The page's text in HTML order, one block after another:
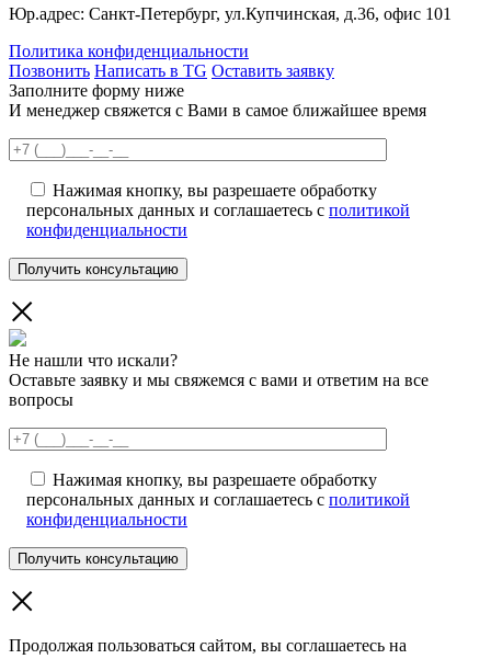
Юр.адрес: Санкт-Петербург, ул.Купчинская, д.36, офис 101
Политика конфиденциальности
Позвонить Написать в TG Оставить заявку
Заполните форму ниже
И менеджер свяжется с Вами в самое ближайшее время
Нажимая кнопку, вы разрешаете обработку
персональных данных и соглашаетесь с политикой
конфиденциальности
Не нашли что искали?
Оставьте заявку и мы свяжемся с вами и ответим на все
вопросы
Нажимая кнопку, вы разрешаете обработку
персональных данных и соглашаетесь с политикой
конфиденциальности
Продолжая пользоваться сайтом, вы соглашаетесь на